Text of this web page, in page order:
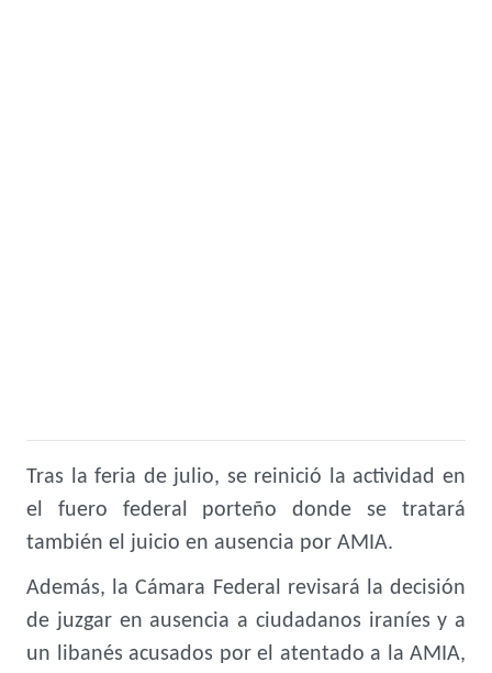
Tras la feria de julio, se reinició la actividad en
el fuero federal porteño donde se tratará
también el juicio en ausencia por AMIA.
Además, la Cámara Federal revisará la decisión
de juzgar en ausencia a ciudadanos iraníes y a
un libanés acusados por el atentado a la AMIA,